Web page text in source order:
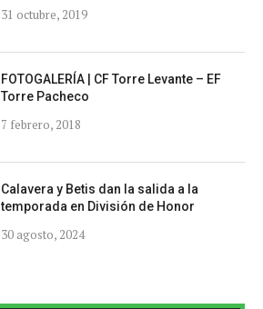
31 octubre, 2019
FOTOGALERÍA | CF Torre Levante – EF
Torre Pacheco
7 febrero, 2018
Calavera y Betis dan la salida a la
temporada en División de Honor
30 agosto, 2024